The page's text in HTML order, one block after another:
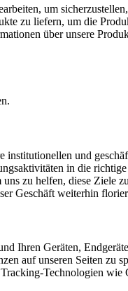
um
zu liefern, um die
über unsere
und
in die
zu helfen, diese
Geschäft weiterhin
Ihren Geräten,
auf unseren Seiten
Technologien